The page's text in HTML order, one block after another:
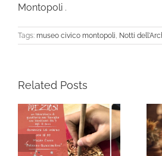
Montopoli .
Tags: museo civico montopoli, Notti
Related Posts
“Degustazioni ad Arte